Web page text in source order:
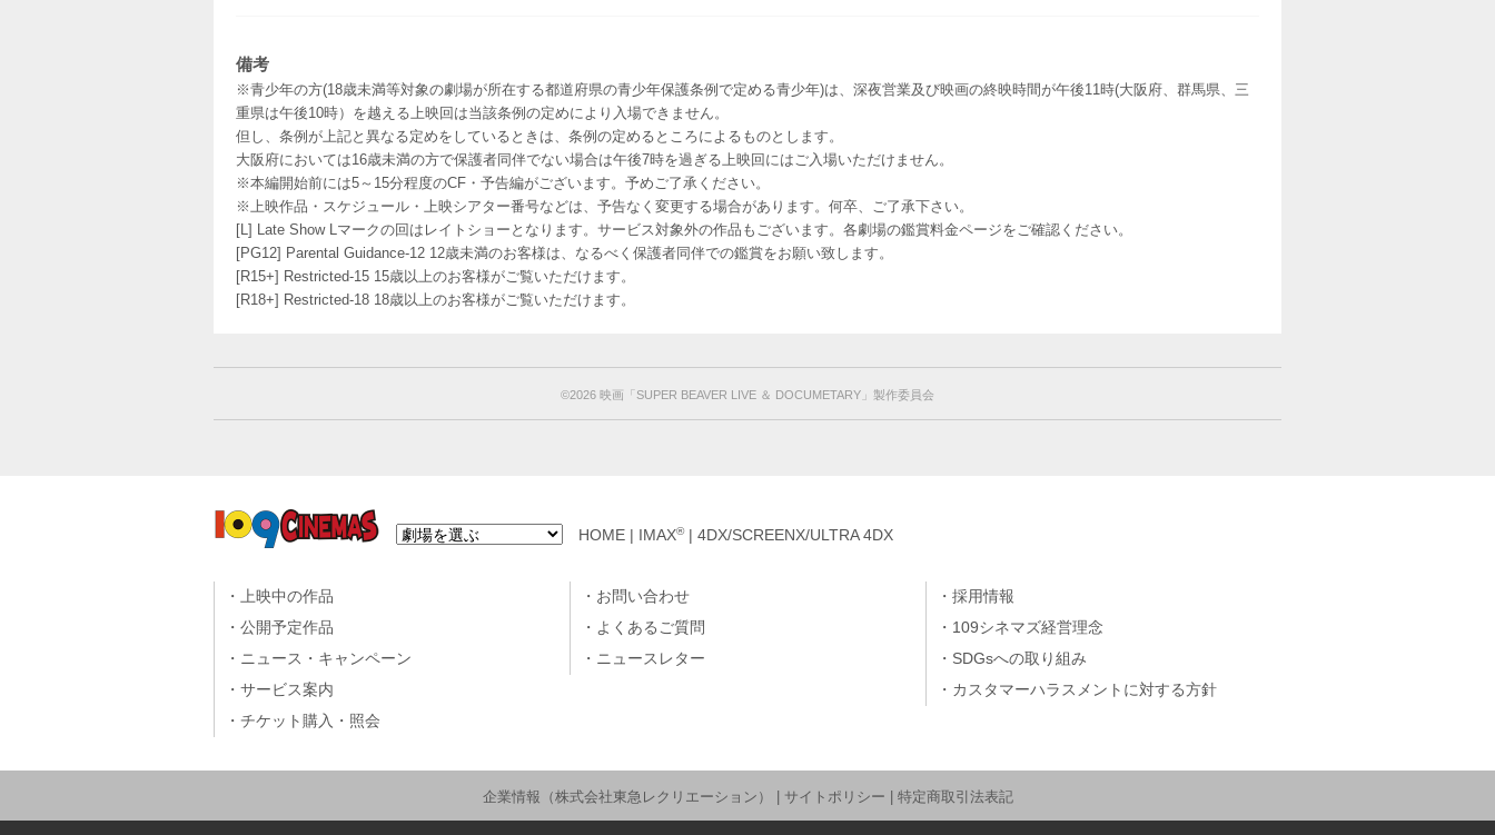
備考
※青少年の方(18歳未満等対象の劇場が所在する都道府県の青少年保護条例で定める青少年)は、深夜営業及び映画の終映時間が午後11時(大阪府、群馬県、三
重県は午後10時）を越える上映回は当該条例の定めにより入場できません。
但し、条例が上記と異なる定めをしているときは、条例の定めるところによるものとします。
大阪府においては16歳未満の方で保護者同伴でない場合は午後7時を過ぎる上映回にはご入場いただけません。
※本編開始前には5～15分程度のCF・予告編がございます。予めご了承ください。
※上映作品・スケジュール・上映シアター番号などは、予告なく変更する場合があります。何卒、ご了承下さい。
[L] Late Show Lマークの回はレイトショーとなります。サービス対象外の作品もございます。各劇場の鑑賞料金ページをご確認ください。
[PG12] Parental Guidance-12 12歳未満のお客様は、なるべく保護者同伴での鑑賞をお願い致します。
[R15+] Restricted-15 15歳以上のお客様がご覧いただけます。
[R18+] Restricted-18 18歳以上のお客様がご覧いただけます。
©︎2026 映画「SUPER BEAVER LIVE ＆ DOCUMETARY」製作委員会
HOME IMAX®| 4DX/SCREENX/ULTRA 4DX
上映中の作品
公開予定作品
ニュース・キャンペーン
サービス案内
チケット購入・照会
お問い合わせ
よくあるご質問
ニュースレター
採用情報
109シネマズ経営理念
SDGsへの取り組み
カスタマーハラスメントに対する方針
企業情報（株式会社東急レクリエーション） サイトポリシー 特定商取引法表記